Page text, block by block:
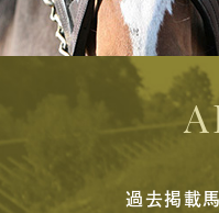
過去掲載